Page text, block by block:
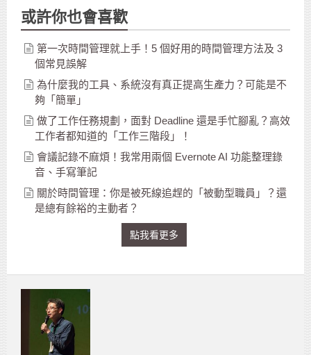
或許你也會喜歡
第一次時間管理就上手！5 個好用的時間管理方法及 3
個常見誤解
為什麼我的工具、系統沒有真正提高生產力？可能是不
夠「簡單」
做了工作任務規劃，面對 Deadline 還是手忙腳亂？高效
工作者都知道的「工作三階段」！
會議記錄不麻煩！我常用兩個 Evernote AI 功能整理錄
音、手寫筆記
關於時間管理：你是被死線追趕的「被動型職員」？還
是總有餘裕的主動者？
點我看更多